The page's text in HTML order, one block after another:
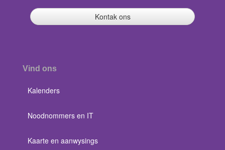
Kontak ons
Vind ons
Kalenders
Noodnommers en IT
Kaarte en aanwysings